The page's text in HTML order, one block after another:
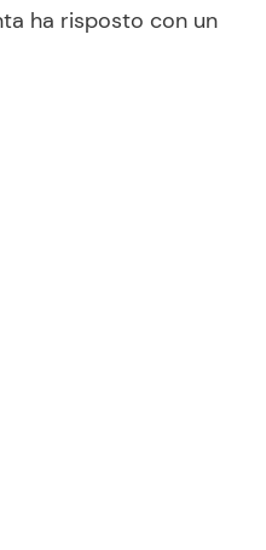
ha risposto con un